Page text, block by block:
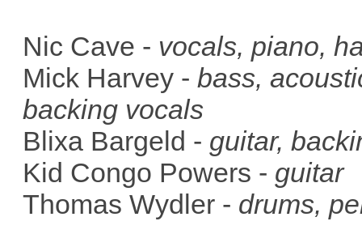
Nic Cave - vocals, piano,
Mick Harvey - bass,
backing vocals
Blixa Bargeld - guitar,
Kid Congo Powers - guitar
Thomas Wydler - drums,